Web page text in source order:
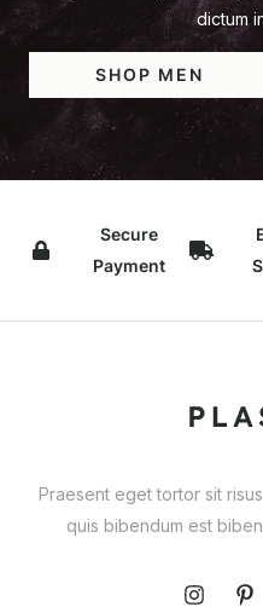
dictum
SHOP MEN
Secure
Payment
Praesent eget tortor sit
quis bibendum est